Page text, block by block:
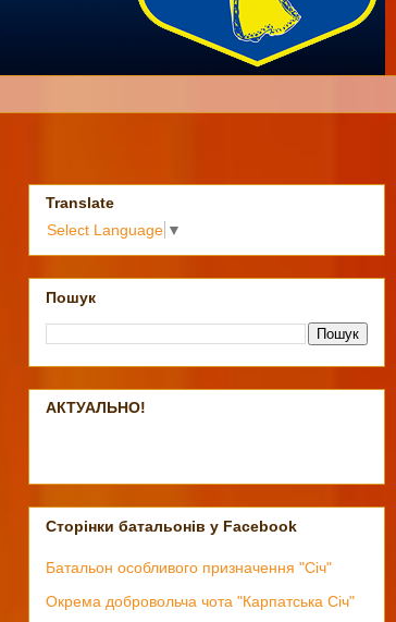
Translate
Select Language ▼
Пошук
АКТУАЛЬНО!
Сторінки батальонів у Facebook
Батальон особливого призначення "Січ"
Окрема добровольча чота "Карпатська Січ"